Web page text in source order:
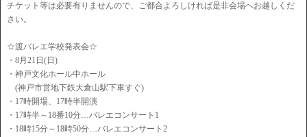
チケット等は必要有りませんので、ご都合よろしければ是非会場へお越しくだ
さい。
☆渡バレエ学校発表会☆
・8月21日(日)
・神戸文化ホール中ホール
(神戸市営地下鉄大倉山駅下車すぐ)
・17時開場、17時半開演
・17時半～18番10分…バレエコンサート1
・18時15分～18時50分…バレエコンサート2